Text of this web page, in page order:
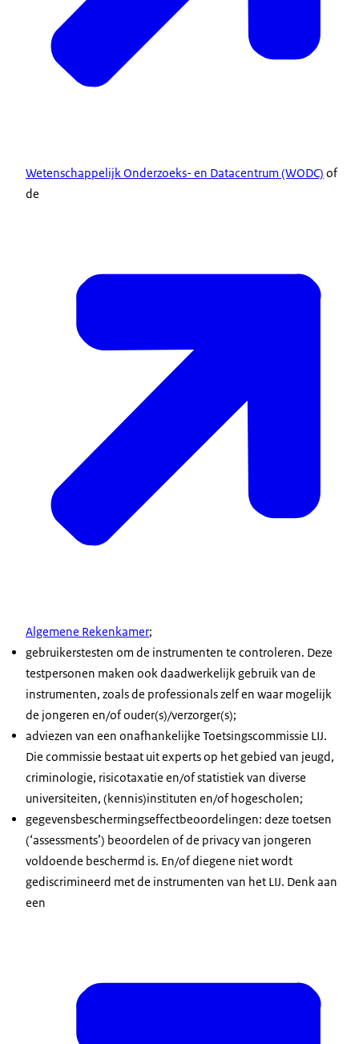
Wetenschappelijk Onderzoeks- en Datacentrum (WODC) of
de
Algemene Rekenkamer;
gebruikerstesten om de instrumenten te controleren. Deze
testpersonen maken ook daadwerkelijk gebruik van de
instrumenten, zoals de professionals zelf en waar mogelijk
de jongeren en/of ouder(s)/verzorger(s);
adviezen van een onafhankelijke Toetsingscommissie LIJ.
Die commissie bestaat uit experts op het gebied van jeugd,
criminologie, risicotaxatie en/of statistiek van diverse
universiteiten, (kennis)instituten en/of hogescholen;
gegevensbeschermingseffectbeoordelingen: deze toetsen
(‘assessments’) beoordelen of de privacy van jongeren
voldoende beschermd is. En/of diegene niet wordt
gediscrimineerd met de instrumenten van het LIJ. Denk aan
een